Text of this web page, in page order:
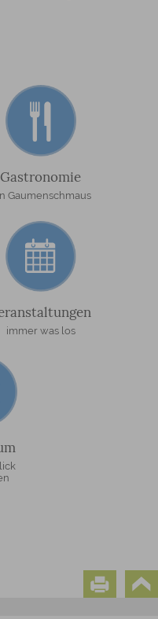
Gastronomie
Gaumenschmaus
immer was los